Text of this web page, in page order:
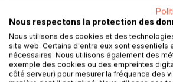
DESCRIPTION
Ce livre explique de manière ludique
émotions (la joie, la peur, la colère, la
Nous respectons la protection des
Nous utilisons des cookies et des
site web. Certains d'entre eux sont essentiels
nécessaires. Nous utilisons également des
exemple des cookies ou des empreintes
côté serveur) pour mesurer la fréquence des